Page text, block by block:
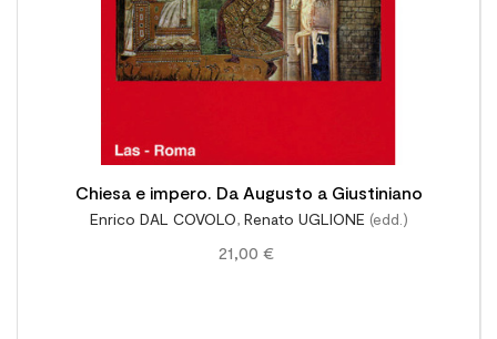
Chiesa e impero. Da Augusto a Giustiniano
Enrico DAL COVOLO, Renato UGLIONE (edd.)
21,00 €